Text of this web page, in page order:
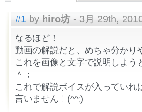
#1 by hiro坊 - 3月 29th,
なるほど！
動画の解説だと、めちゃ分かり
これを画像と文字で説明しよ
＾；
これで解説ボイスが入ってい
言いません！(^^;)